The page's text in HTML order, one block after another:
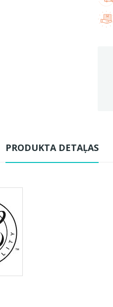
PRODUKTA DETAĻAS